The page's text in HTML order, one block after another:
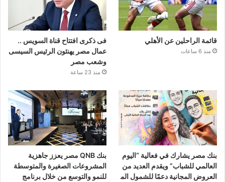
قائمة الراحلين عن الأهلي
منذ 6 ساعات
فى ذكرى افتتاح قناة السويس ..
عمال مصر يهنئون الرئيس السيسى
وشعب مصر
منذ 23 ساعة
بنك مصر يشارك في فعالية “اليوم
العالمي للشباب” ويقدم العديد من
العروض المجانية دعمًا للشمول الم
بنك QNB مصر يعزز جاهزية
المشروعات الصغيرة والمتوسطة
للنمو والتوسع من خلال برنامج